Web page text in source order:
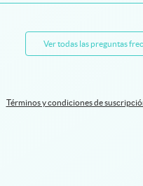
Ver todas las preguntas
Términos y condiciones de